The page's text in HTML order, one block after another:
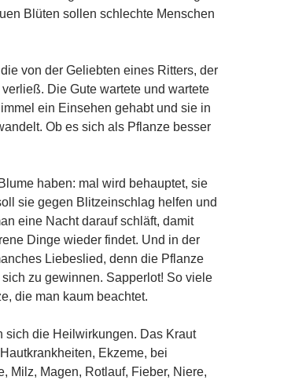
Blüten sollen schlechte Menschen
von der Geliebten eines Ritters, der
Die Gute wartete und wartete
ein Einsehen gehabt und sie in
Ob es sich als Pflanze besser
haben: mal wird behauptet, sie
sie gegen Blitzeinschlag helfen und
eine Nacht darauf schläft, damit
Dinge wieder findet. Und in der
Liebeslied, denn die Pflanze
zu gewinnen. Sapperlot! So viele
die man kaum beachtet.
sich die Heilwirkungen. Das Kraut
Ekzeme, bei
Milz, Magen, Rotlauf, Fieber, Niere,